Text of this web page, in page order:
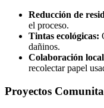
Reducción de
el proceso.
Tintas ecológicas:
dañinos.
Colaboración
recolectar papel
Proyectos